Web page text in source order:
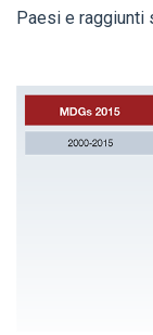
Paesi e raggiunti